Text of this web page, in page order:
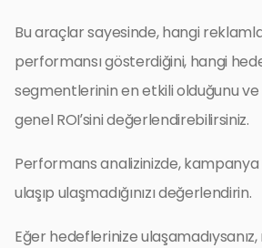
Bu araçlar sayesinde, hangi
performansı gösterdiğini, hangi
segmentlerinin en etkili olduğunu ve
genel ROI’sini değerlendirebilirsiniz.
Performans analizinizde,
ulaşıp ulaşmadığınızı değerlendirin.
Eğer hedeflerinize